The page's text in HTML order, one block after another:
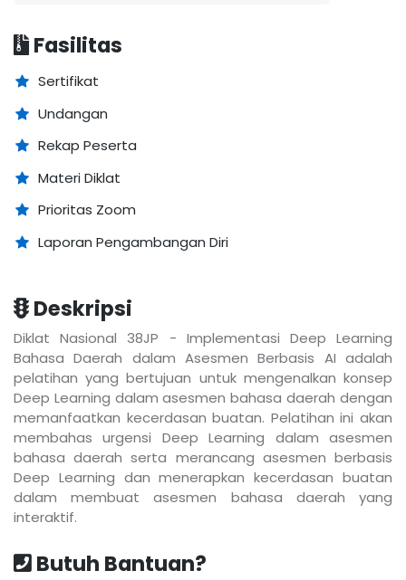
Fasilitas
Sertifikat
Undangan
Rekap Peserta
Materi Diklat
Prioritas Zoom
Laporan Pengambangan Diri
Deskripsi
Diklat Nasional 38JP - Implementasi Deep Learning
Bahasa Daerah dalam Asesmen Berbasis AI adalah
pelatihan yang bertujuan untuk mengenalkan konsep
Deep Learning dalam asesmen bahasa daerah dengan
memanfaatkan kecerdasan buatan. Pelatihan ini akan
membahas urgensi Deep Learning dalam asesmen
bahasa daerah serta merancang asesmen berbasis
Deep Learning dan menerapkan kecerdasan buatan
dalam membuat asesmen bahasa daerah yang
interaktif.
Butuh Bantuan?